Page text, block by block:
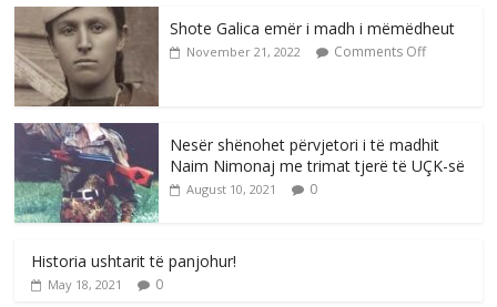
Shote Galica emër i madh i mëmëdheut
November 21, 2022 Comments Off
Nesër shënohet përvjetori i të madhit
Naim Nimonaj me trimat tjerë të UÇK-së
August 10, 2021 0
Historia ushtarit të panjohur!
May 18, 2021 0